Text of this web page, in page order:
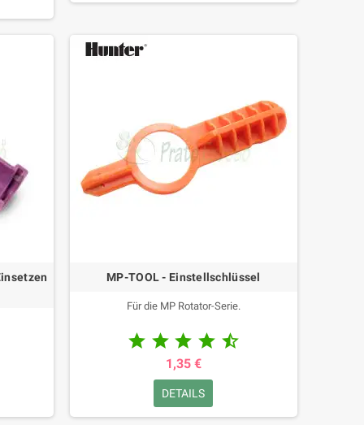
MP-TOOL - Einstellschlüssel
Für die MP Rotator-Serie.
    
1,35 €
DETAILS